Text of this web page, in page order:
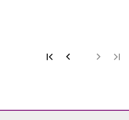
Première page
Page